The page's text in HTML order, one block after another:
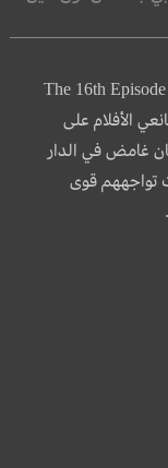
الحلقة السادسة عشر The 16th Episode
الأفلام على
غامض في الدار
تواجههم قوى